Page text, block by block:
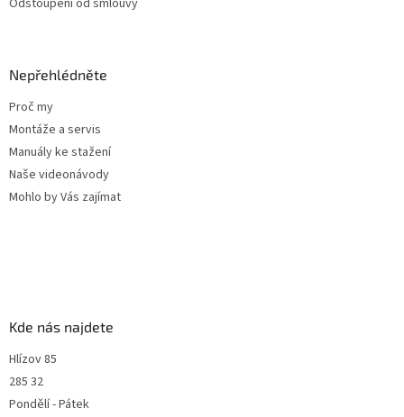
Odstoupení od smlouvy
Nepřehlédněte
Proč my
Montáže a servis
Manuály ke stažení
Naše videonávody
Mohlo by Vás zajímat
Kde nás najdete
Hlízov 85
285 32
Pondělí - Pátek